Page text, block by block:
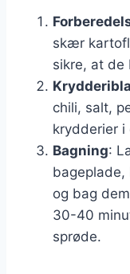
skær
sikre, at
chili, salt,
krydderier i
Bagning:
og bag
30-40
sprøde.